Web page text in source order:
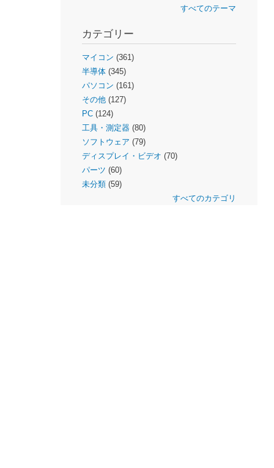
すべてのテーマ
カテゴリー
マイコン (361)
半導体(345)
パソコン (161)
その他(127)
PC(124)
工具・測定器(80)
ソフトウェア (79)
ディスプレイ・ビデオ (70)
パーツ (60)
未分類(59)
すべてのカテゴリ